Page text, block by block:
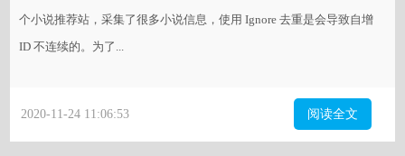
个小说推荐站，采集了很多小说信息，使用 Ignore 去重是会导致自增
ID 不连续的。为了...
2020-11-24 11:06:53 阅读全文